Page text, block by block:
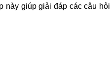
này giúp giải đáp các câu